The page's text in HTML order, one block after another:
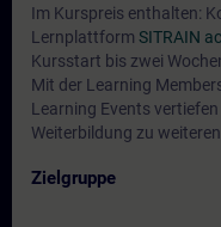
Im Kurspreis enthalten:
Lernplattform SITRAIN
Kursstart bis zwei
Mit der Learning
Learning Events
Weiterbildung zu
Zielgruppe